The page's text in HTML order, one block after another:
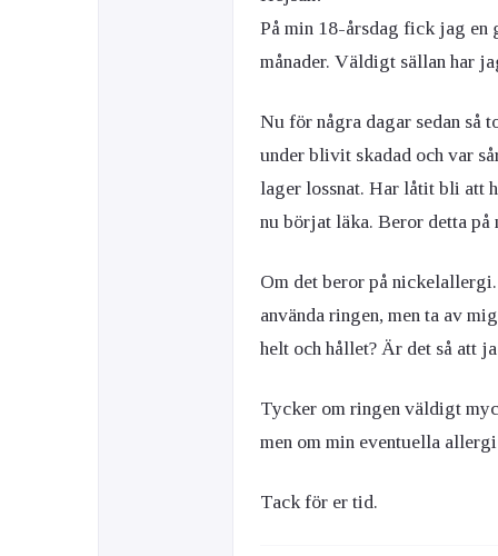
På min 18-årsdag fick jag en
månader. Väldigt sällan har
Nu för några dagar sedan så
under blivit skadad och var
lager lossnat. Har låtit bli att
nu börjat läka. Beror detta
Om det beror på
använda ringen, men ta av
helt och hållet? Är det så att
Tycker om ringen väldigt
men om min eventuella
Tack för er tid.